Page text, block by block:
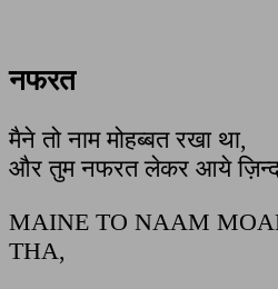
नफरत
मैने तो नाम मोहब्बत रखा था,
और तुम नफरत लेकर आये
MAINE TO NAAM
THA,